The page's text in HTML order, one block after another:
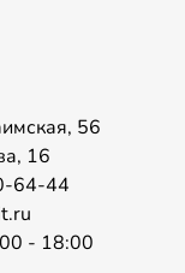
56
16
64-44
- 18:00